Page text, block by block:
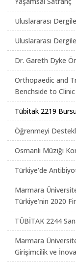
Uluslararası
Uluslararası
Dr. Gareth Dyke
Orthopaedic and
Benchside to Clinic
Tübitak 2219
Öğrenmeyi
Osmanlı Müziği
Türkiye'de
Marmara
Türkiye’nin 2020
TÜBİTAK 2244
Marmara
Girişimcilik ve